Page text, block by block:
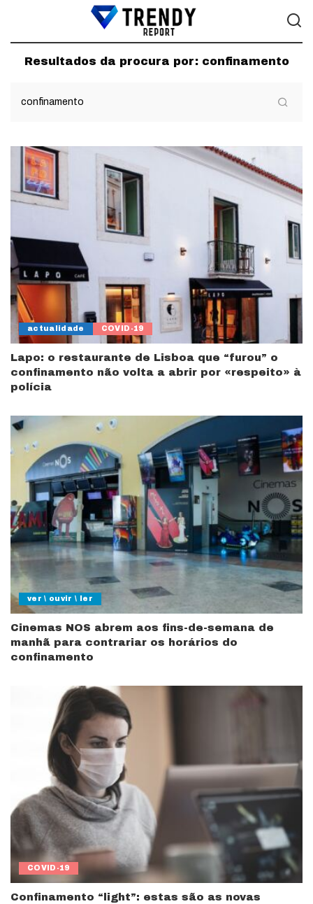
Resultados da procura por: confinamento
actualidade COVID-19
Lapo: o restaurante de Lisboa que “furou” o
confinamento não volta a abrir por «respeito» à
polícia
ver \ ouvir \ ler
Cinemas NOS abrem aos fins-de-semana de
manhã para contrariar os horários do
confinamento
COVID-19
Confinamento “light”: estas são as novas